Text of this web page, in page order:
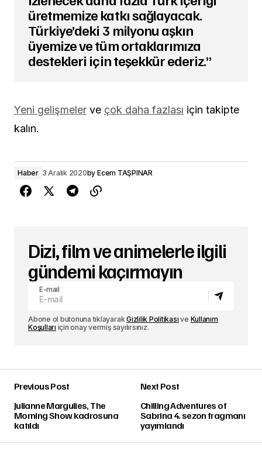
üretmemize katkı sağlayacak.
Türkiye’deki 3 milyonu aşkın
üyemize ve tüm ortaklarımıza
destekleri için teşekkür ederiz.”
Yeni gelişmeler ve çok daha fazlası için takipte
kalın.
Haber 3 Aralık 2020by Ecem TAŞPINAR
Dizi, film ve animelerle ilgili
gündemi kaçırmayın
E-mail
Abone ol butonuna tıklayarakGizlilik Politikası ve Kullanım
Koşulları için onay vermiş sayılırsınız.
Previous Post
Julianne Margulies, The
Morning Show kadrosuna
katıldı
Next Post
Chilling Adventures of
Sabrina 4. sezon fragmanı
yayımlandı